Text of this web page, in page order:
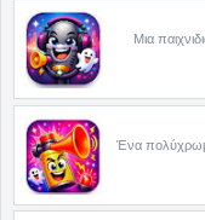
Μια
Ένα